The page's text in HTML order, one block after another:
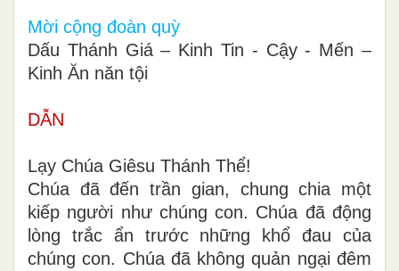
Mời cộng đoàn quỳ
Dấu Thánh Giá – Kinh Tin - Cậy - Mến –
Kinh Ăn năn tội
DẪN
Lạy Chúa Giêsu Thánh Thể!
Chúa đã đến trần gian, chung chia một
kiếp người như chúng con. Chúa đã động
lòng trắc ẩn trước những khổ đau của
chúng con. Chúa đã không quản ngại đêm